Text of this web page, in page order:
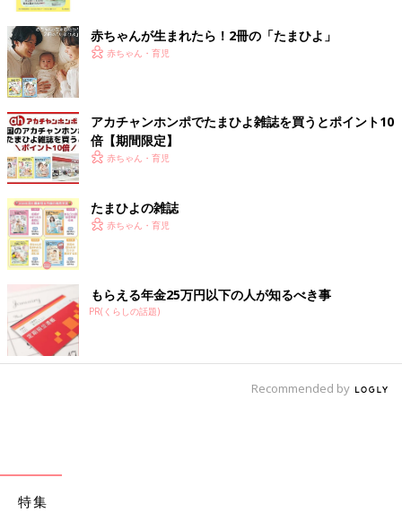
出典：Instagramアカウント「__arachan.66__」
こちらは__arachan.66__さんがセリアで4個購入したという「ア
ドベントカレンダー」。アドベントカレンダーは、きょうだいが
いたりすると複数必要になることもあるので、1個110円でゲッ
トできるのは助かりますね！中身は別売りのようなので、子ども
が好きなものを入れられる点も便利そう◎
キッズが喜びそう♪ ピカピカ光る「LEDブレスレッ
ト クリスマス」
赤ちゃんが生まれたら！2冊の「たまひよ」
赤ちゃん・育児
アカチャンホンポでたまひよ雑誌を買うとポイント10
倍【期間限定】
赤ちゃん・育児
たまひよの雑誌
赤ちゃん・育児
もらえる年金25万円以下の人が知るべき事
PR(くらしの話題)
Recommended by
特集